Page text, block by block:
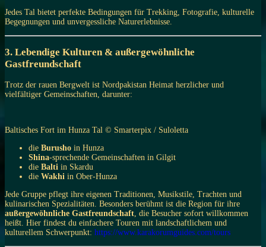
Jedes Tal bietet perfekte Bedingungen für Trekking, Fotografie, kulturelle
Begegnungen und unvergessliche Naturerlebnisse.
3. Lebendige Kulturen & außergewöhnliche
Gastfreundschaft
Trotz der rauen Bergwelt ist Nordpakistan Heimat herzlicher und
vielfältiger Gemeinschaften, darunter:
Baltisches Fort im Hunza Tal © Smarterpix / Suloletta
die Burusho in Hunza
Shina-sprechende Gemeinschaften in Gilgit
die Balti in Skardu
die Wakhi in Ober-Hunza
Jede Gruppe pflegt ihre eigenen Traditionen, Musikstile, Trachten und
kulinarischen Spezialitäten. Besonders berühmt ist die Region für ihre
außergewöhnliche Gastfreundschaft, die Besucher sofort willkommen
heißt. Hier findest du einfachere Touren mit landschaftlichem und
kulturellem Schwerpunkt: https://www.karakorumguides.com/tours